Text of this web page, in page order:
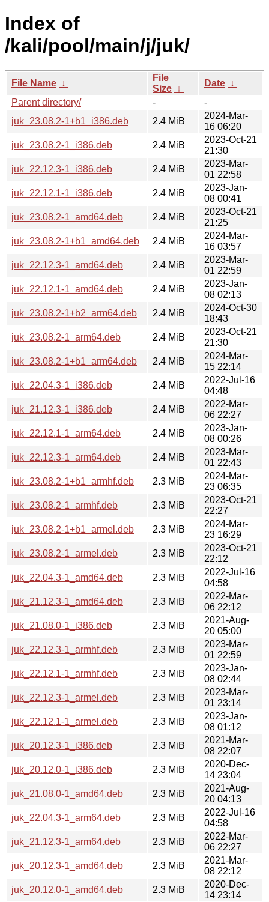
Index of
/kali/pool/main/j/juk/
File Name ↓
File
Size ↓
Date ↓
Parent directory/
-
-
juk_23.08.2-1+b1_i386.deb
2.4 MiB
2024-Mar-
16 06:20
juk_23.08.2-1_i386.deb
2.4 MiB
2023-Oct-21
21:30
juk_22.12.3-1_i386.deb
2.4 MiB
2023-Mar-
01 22:58
juk_22.12.1-1_i386.deb
2.4 MiB
2023-Jan-
08 00:41
juk_23.08.2-1_amd64.deb
2.4 MiB
2023-Oct-21
21:25
juk_23.08.2-1+b1_amd64.deb
2.4 MiB
2024-Mar-
16 03:57
juk_22.12.3-1_amd64.deb
2.4 MiB
2023-Mar-
01 22:59
juk_22.12.1-1_amd64.deb
2.4 MiB
2023-Jan-
08 02:13
juk_23.08.2-1+b2_arm64.deb
2.4 MiB
2024-Oct-30
18:43
juk_23.08.2-1_arm64.deb
2.4 MiB
2023-Oct-21
21:30
juk_23.08.2-1+b1_arm64.deb
2.4 MiB
2024-Mar-
15 22:14
juk_22.04.3-1_i386.deb
2.4 MiB
2022-Jul-16
04:48
juk_21.12.3-1_i386.deb
2.4 MiB
2022-Mar-
06 22:27
juk_22.12.1-1_arm64.deb
2.4 MiB
2023-Jan-
08 00:26
juk_22.12.3-1_arm64.deb
2.4 MiB
2023-Mar-
01 22:43
juk_23.08.2-1+b1_armhf.deb
2.3 MiB
2024-Mar-
23 06:35
juk_23.08.2-1_armhf.deb
2.3 MiB
2023-Oct-21
22:27
juk_23.08.2-1+b1_armel.deb
2.3 MiB
2024-Mar-
23 16:29
juk_23.08.2-1_armel.deb
2.3 MiB
2023-Oct-21
22:12
juk_22.04.3-1_amd64.deb
2.3 MiB
2022-Jul-16
04:58
juk_21.12.3-1_amd64.deb
2.3 MiB
2022-Mar-
06 22:12
juk_21.08.0-1_i386.deb
2.3 MiB
2021-Aug-
20 05:00
juk_22.12.3-1_armhf.deb
2.3 MiB
2023-Mar-
01 22:59
juk_22.12.1-1_armhf.deb
2.3 MiB
2023-Jan-
08 02:44
juk_22.12.3-1_armel.deb
2.3 MiB
2023-Mar-
01 23:14
juk_22.12.1-1_armel.deb
2.3 MiB
2023-Jan-
08 01:12
juk_20.12.3-1_i386.deb
2.3 MiB
2021-Mar-
08 22:07
juk_20.12.0-1_i386.deb
2.3 MiB
2020-Dec-
14 23:04
juk_21.08.0-1_amd64.deb
2.3 MiB
2021-Aug-
20 04:13
juk_22.04.3-1_arm64.deb
2.3 MiB
2022-Jul-16
04:58
juk_21.12.3-1_arm64.deb
2.3 MiB
2022-Mar-
06 22:27
juk_20.12.3-1_amd64.deb
2.3 MiB
2021-Mar-
08 22:12
juk_20.12.0-1_amd64.deb
2.3 MiB
2020-Dec-
14 23:14